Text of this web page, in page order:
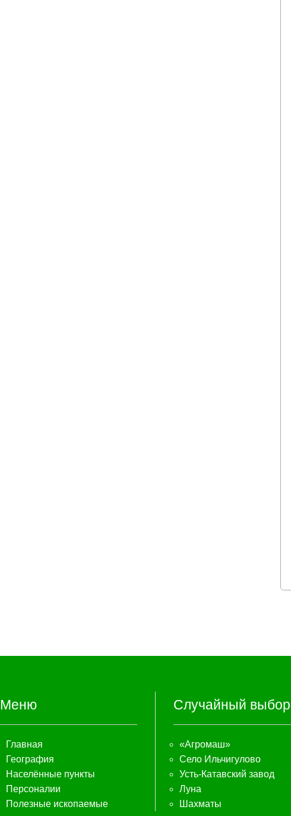
Меню
Главная
География
Населённые пункты
Персоналии
Полезные ископаемые
Случайный выбор
«Агромаш»
Село Ильчигулово
Усть-Катавский завод
Луна
Шахматы